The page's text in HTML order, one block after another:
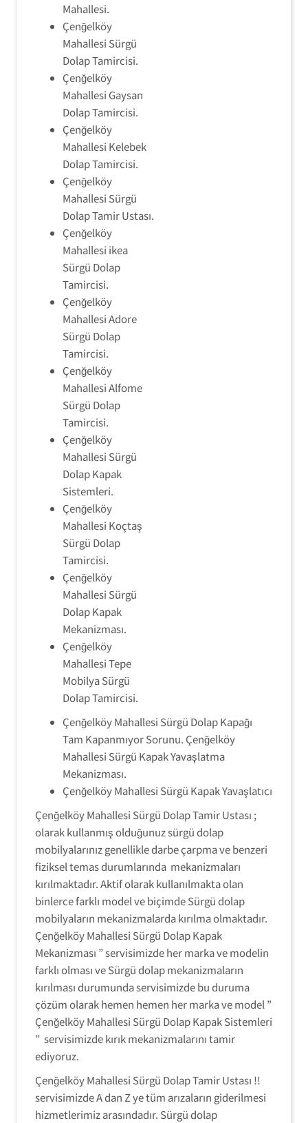
Mahallesi.
Çenğelköy
Mahallesi Sürgü
Dolap Tamircisi.
Çenğelköy
Mahallesi Gaysan
Dolap Tamircisi.
Çenğelköy
Mahallesi Kelebek
Dolap Tamircisi.
Çenğelköy
Mahallesi Sürgü
Dolap Tamir Ustası.
Çenğelköy
Mahallesi ikea
Sürgü Dolap
Tamircisi.
Çenğelköy
Mahallesi Adore
Sürgü Dolap
Tamircisi.
Çenğelköy
Mahallesi Alfome
Sürgü Dolap
Tamircisi.
Çenğelköy
Mahallesi Sürgü
Dolap Kapak
Sistemleri.
Çenğelköy
Mahallesi Koçtaş
Sürgü Dolap
Tamircisi.
Çenğelköy
Mahallesi Sürgü
Dolap Kapak
Mekanizması.
Çenğelköy
Mahallesi Tepe
Mobilya Sürgü
Dolap Tamircisi.
Çenğelköy Mahallesi Sürgü Dolap Kapağı
Tam Kapanmıyor Sorunu. Çenğelköy
Mahallesi Sürgü Kapak Yavaşlatma
Mekanizması.
Çenğelköy Mahallesi Sürgü Kapak Yavaşlatıcı
Çenğelköy Mahallesi Sürgü Dolap Tamir Ustası ;
olarak kullanmış olduğunuz sürgü dolap
mobilyalarınız genellikle darbe çarpma ve benzeri
fiziksel temas durumlarında mekanizmaları
kırılmaktadır. Aktif olarak kullanılmakta olan
binlerce farklı model ve biçimde Sürgü dolap
mobilyaların mekanizmalarda kırılma olmaktadır.
Çenğelköy Mahallesi Sürgü Dolap Kapak
Mekanizması ” servisimizde her marka ve modelin
farklı olması ve Sürgü dolap mekanizmaların
kırılması durumunda servisimizde bu duruma
çözüm olarak hemen hemen her marka ve model ”
Çenğelköy Mahallesi Sürgü Dolap Kapak Sistemleri
” servisimizde kırık mekanizmalarını tamir
ediyoruz.
Çenğelköy Mahallesi Sürgü Dolap Tamir Ustası !!
servisimizde A dan Z ye tüm arızaların giderilmesi
hizmetlerimiz arasındadır. Sürgü dolap